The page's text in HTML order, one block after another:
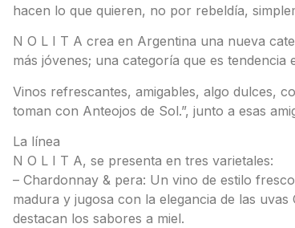
hacen lo que quieren, no por rebeldía,
N O L I T A crea en Argentina una nueva
más jóvenes; una categoría que es
Vinos refrescantes, amigables, algo dulces,
toman con Anteojos de Sol.”, junto a esas
La línea
N O L I T A, se presenta en tres varietales:
– Chardonnay & pera: Un vino de estilo
madura y jugosa con la elegancia de las
destacan los sabores a miel.